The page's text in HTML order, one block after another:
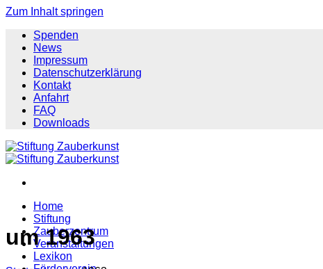
Zum Inhalt springen
Spenden
News
Impressum
Datenschutzerklärung
Kontakt
Anfahrt
FAQ
Downloads
Home
Stiftung
Zauberzentrum
Veranstaltungen
Lexikon
um 1963